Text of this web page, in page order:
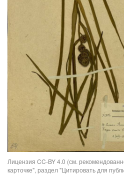
Лицензия CC-BY 4.0 (см.
карточке", раздел "Цитировать для